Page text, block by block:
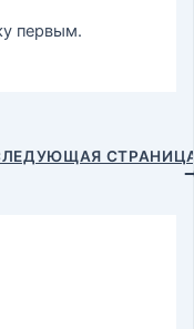
первым.